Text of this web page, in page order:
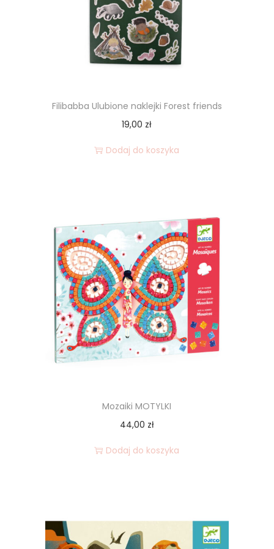
i
o
Filibabba Ulubione naklejki Forest friends
19,00 zł
Dodaj do koszyka
Mozaiki MOTYLKI
44,00 zł
Dodaj do koszyka